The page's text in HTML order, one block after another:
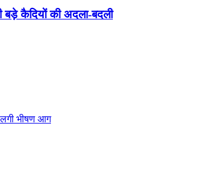
कैदियों की अदला-बदली
लगी भीषण आग